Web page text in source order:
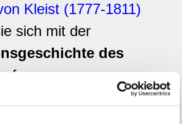
Kleist (1777-1811)
sich mit der
des